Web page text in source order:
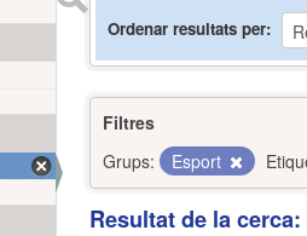
Ordenar resultats per
Filtres
Grups:
Esport
Resultat de la